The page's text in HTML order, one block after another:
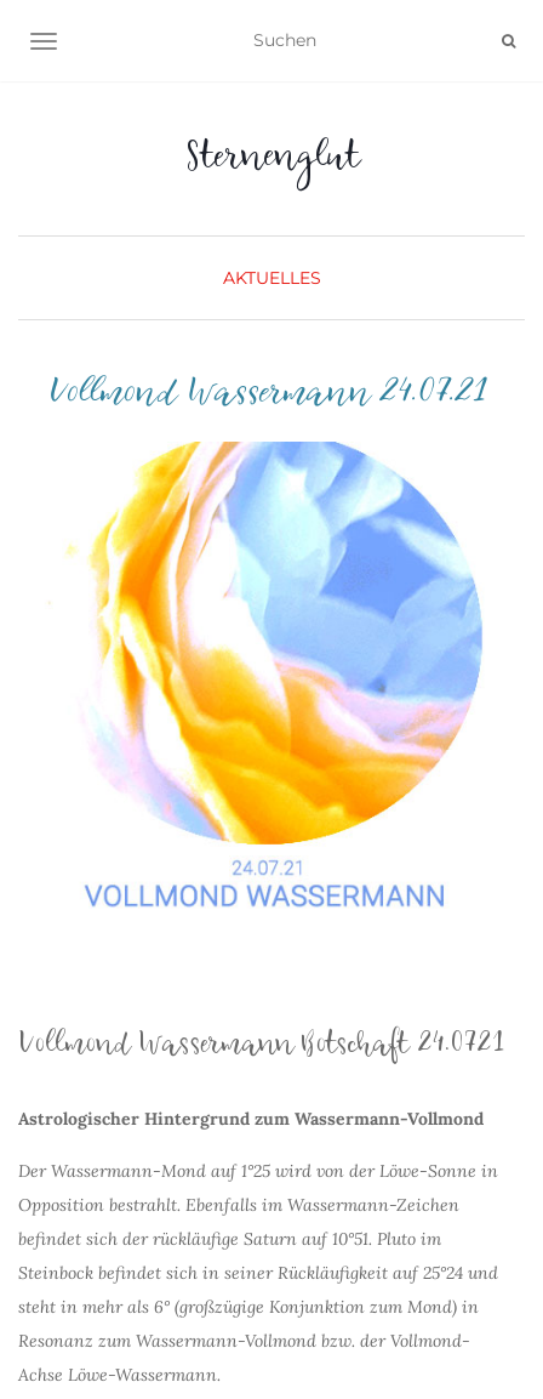
NAVIGATION UMSCHALTEN
Sternenglut
AKTUELLES
Vollmond Wassermann 24.07.21
Vollmond Wassermann Botschaft 24.0721
Astrologischer Hintergrund zum Wassermann-Vollmond
Der Wassermann-Mond auf 1°25 wird von der Löwe-Sonne in
Opposition bestrahlt. Ebenfalls im Wassermann-Zeichen
befindet sich der rückläufige Saturn auf 10°51. Pluto im
Steinbock befindet sich in seiner Rückläufigkeit auf 25°24 und
steht in mehr als 6° (großzügige Konjunktion zum Mond) in
Resonanz zum Wassermann-Vollmond bzw. der Vollmond-
Achse Löwe-Wassermann.